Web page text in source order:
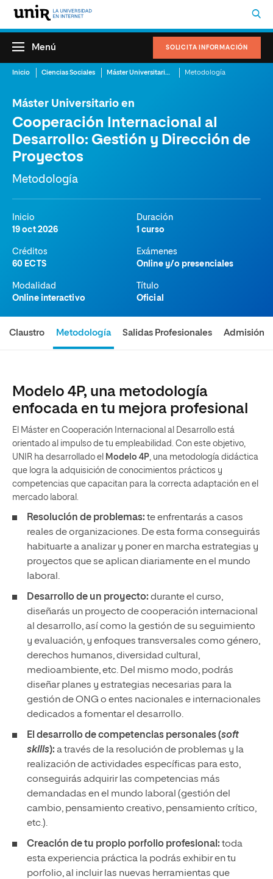
SOLICITA INFORMACIÓN
Menú
Inicio Ciencias Sociales Máster Universitario en Cooperación Internacional al Desarrollo: Gestión y Dirección de Proyectos Metodología
Máster Universitario en
Cooperación Internacional al
Desarrollo: Gestión y Dirección de
Proyectos
Metodología
Inicio
19 oct 2026
Duración
1 curso
Créditos
60 ECTS
Exámenes
Online y/o presenciales
Modalidad
Online interactivo
Título
Oficial
Claustro Metodología Salidas Profesionales Admisión
Modelo 4P, una metodología
enfocada en tu mejora profesional
El Máster en Cooperación Internacional al Desarrollo está
orientado al impulso de tu empleabilidad. Con este objetivo,
UNIR ha desarrollado el Modelo 4P, una metodología didáctica
que logra la adquisición de conocimientos prácticos y
competencias que capacitan para la correcta adaptación en el
mercado laboral.
Resolución de problemas: te enfrentarás a casos
reales de organizaciones. De esta forma conseguirás
habituarte a analizar y poner en marcha estrategias y
proyectos que se aplican diariamente en el mundo
laboral.
Desarrollo de un proyecto: durante el curso,
diseñarás un proyecto de cooperación internacional
al desarrollo, así como la gestión de su seguimiento
y evaluación, y enfoques transversales como género,
derechos humanos, diversidad cultural,
medioambiente, etc. Del mismo modo, podrás
diseñar planes y estrategias necesarias para la
gestión de ONG o entes nacionales e internacionales
dedicados a fomentar el desarrollo.
El desarrollo de competencias personales (soft
skills): a través de la resolución de problemas y la
realización de actividades específicas para esto,
conseguirás adquirir las competencias más
demandadas en el mundo laboral (gestión del
cambio, pensamiento creativo, pensamiento crítico,
etc.).
Creación de tu propio porfolio profesional: toda
esta experiencia práctica la podrás exhibir en tu
porfolio, al incluir las nuevas herramientas que